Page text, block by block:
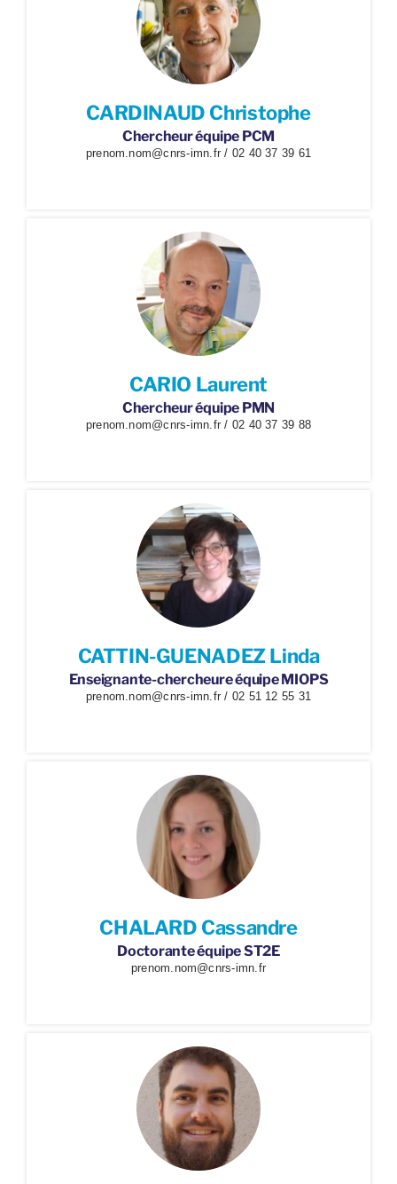
CARDINAUD Christophe
Chercheur équipe PCM
prenom.nom@cnrs-imn.fr / 02 40 37 39 61
CARIO Laurent
Chercheur équipe PMN
prenom.nom@cnrs-imn.fr / 02 40 37 39 88
CATTIN-GUENADEZ Linda
Enseignante-chercheure équipe MIOPS
prenom.nom@cnrs-imn.fr / 02 51 12 55 31
CHALARD Cassandre
Doctorante équipe ST2E
prenom.nom@cnrs-imn.fr